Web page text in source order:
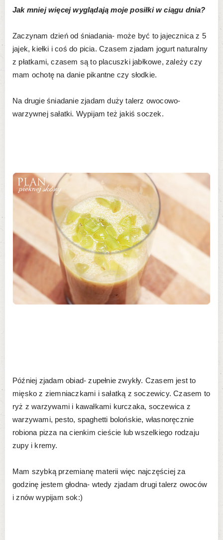
Jak mniej więcej wyglądają moje posiłki w ciągu dnia?
Zaczynam dzień od śniadania- może być to jajecznica z 5
jajek, kiełki i coś do picia. Czasem zjadam jogurt naturalny
z płatkami, czasem są to placuszki jabłkowe, zależy czy
mam ochotę na danie pikantne czy słodkie.
Na drugie śniadanie zjadam duży talerz owocowo-
warzywnej sałatki. Wypijam też jakiś soczek.
Później zjadam obiad- zupełnie zwykły. Czasem jest to
mięsko z ziemniaczkami i sałatką z soczewicy. Czasem to
ryż z warzywami i kawałkami kurczaka, soczewica z
warzywami, pesto, spaghetti bolońskie, własnoręcznie
robiona pizza na cienkim cieście lub wszelkiego rodzaju
zupy i kremy.
Mam szybką przemianę materii więc najczęściej za
godzinę jestem głodna- wtedy zjadam drugi talerz owoców
i znów wypijam sok:)